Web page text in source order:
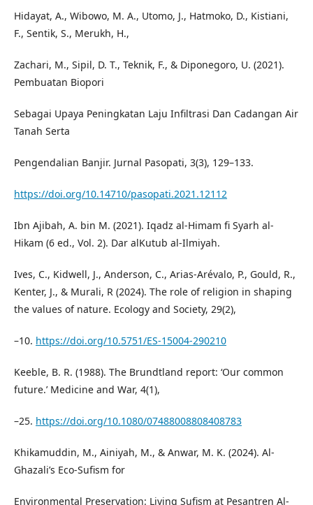
Hidayat, A., Wibowo, M. A., Utomo, J., Hatmoko, D., Kistiani,
F., Sentik, S., Merukh, H.,
Zachari, M., Sipil, D. T., Teknik, F., & Diponegoro, U. (2021).
Pembuatan Biopori
Sebagai Upaya Peningkatan Laju Infiltrasi Dan Cadangan Air
Tanah Serta
Pengendalian Banjir. Jurnal Pasopati, 3(3), 129–133.
https://doi.org/10.14710/pasopati.2021.12112
Ibn Ajibah, A. bin M. (2021). Iqadz al-Himam fi Syarh al-
Hikam (6 ed., Vol. 2). Dar alKutub al-Ilmiyah.
Ives, C., Kidwell, J., Anderson, C., Arias-Arévalo, P., Gould, R.,
Kenter, J., & Murali, R (2024). The role of religion in shaping
the values of nature. Ecology and Society, 29(2),
–10. https://doi.org/10.5751/ES-15004-290210
Keeble, B. R. (1988). The Brundtland report: ‘Our common
future.’ Medicine and War, 4(1),
–25. https://doi.org/10.1080/07488008808408783
Khikamuddin, M., Ainiyah, M., & Anwar, M. K. (2024). Al-
Ghazali’s Eco-Sufism for
Environmental Preservation: Living Sufism at Pesantren Al-